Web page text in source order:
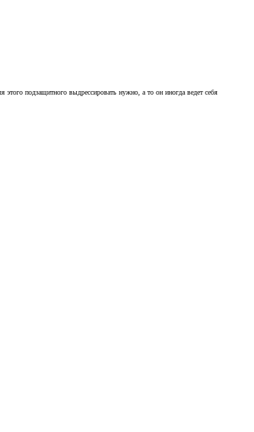
подзащитного выдрессировать нужно, а то он иногда ведет себя